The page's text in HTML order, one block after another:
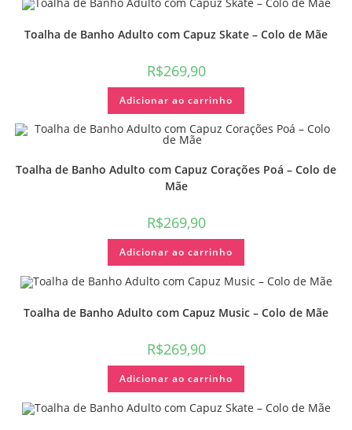
Toalha de Banho Adulto com Capuz Skate – Colo de Mãe
R$269,90
Adicionar ao carrinho
Toalha de Banho Adulto com Capuz Corações Poá – Colo de
Mãe
R$269,90
Adicionar ao carrinho
Toalha de Banho Adulto com Capuz Music – Colo de Mãe
R$269,90
Adicionar ao carrinho